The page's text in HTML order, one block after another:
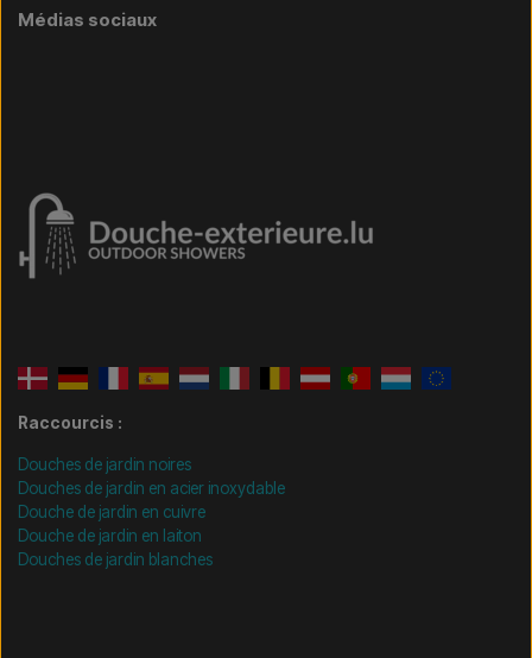
Médias sociaux
Raccourcis :
Douches de jardin noires
Douches de jardin en acier inoxydable
Douche de jardin en cuivre
Douche de jardin en laiton
Douches de jardin blanches